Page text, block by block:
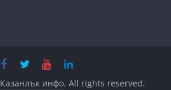
Казанлък инфо. All rights reserved.